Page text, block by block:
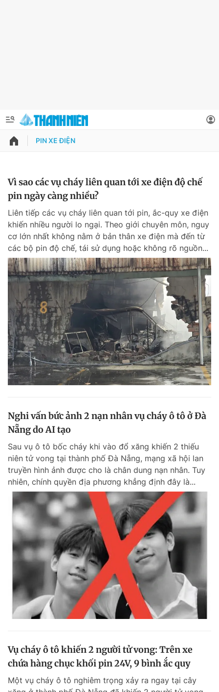
QUẢNG CÁO
Chuyên mục khác
Chào ngày mới Tin 24h
Tin thị trường Tin 360
Video Magazine
Sản phẩm khác
Tiện ích Bạn cần biết
Đọc Thanh Niên trên điện thoại
Theo dõi báo trên
Hotline
0906 645 777
Liên hệ quảng cáo
0908 780 404
Đặt báo Quảng cáo RSS Tòa soạn Chính sách bảo
Tổng biên tập: Nguyễn Ngọc Toàn
Tổng thư ký tòa soạn: Đức Trung
Giấy phép xuất bản số 110/GP - BTTTT cấp ngày 24.3.2020
© 2003-2026 Bản quyền thuộc về Báo Thanh Niên. Cấm sao chép
dưới mọi hình thức nếu không có sự chấp thuận bằng văn bản.
Thông tin tài khoản
Đổi mật khẩu
Tin đã lưu
Tin đã xem
Đăng xuất
PIN XE ĐIỆN
Vì sao các vụ cháy liên quan tới xe điện độ chế
pin ngày càng nhiều?
Liên tiếp các vụ cháy liên quan tới pin, ắc-quy xe điện
khiến nhiều người lo ngại. Theo giới chuyên môn, nguy
cơ lớn nhất không nằm ở bản thân xe điện mà đến từ
các bộ pin độ chế, tái sử dụng hoặc không rõ nguồn...
Nghi vấn bức ảnh 2 nạn nhân vụ cháy ô tô ở Đà
Nẵng do AI tạo
Sau vụ ô tô bốc cháy khi vào đổ xăng khiến 2 thiếu
niên tử vong tại thành phố Đà Nẵng, mạng xã hội lan
truyền hình ảnh được cho là chân dung nạn nhân. Tuy
nhiên, chính quyền địa phương khẳng định đây là...
Vụ cháy ô tô khiến 2 người tử vong: Trên xe
chứa hàng chục khối pin 24V, 9 bình ắc quy
Một vụ cháy ô tô nghiêm trọng xảy ra ngay tại cây